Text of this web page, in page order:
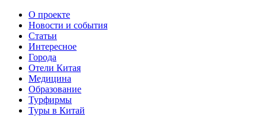
О проекте
Новости и события
Статьи
Интересное
Города
Отели Китая
Медицина
Образование
Турфирмы
Туры в Китай